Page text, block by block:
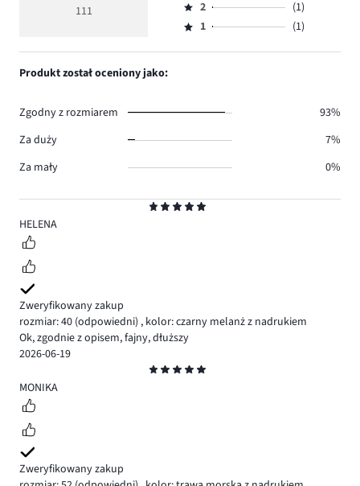
5
HELENA
Zweryfikowany zakup
rozmiar: 40 (odpowiedni) , kolor: czarny melanż z nadrukiem
Ok, zgodnie z opisem, fajny, dłuższy
2026-06-19
5
MONIKA
Zweryfikowany zakup
ocena
111
głosów
96.
ilość
głosów
3,
ilość
Ocena
2,
2
(1)
Ocena
1,
1 (1)
Produkt został oceniony jako:
Zgodny z rozmiarem
93%
Za duży
7%
Za mały
0%